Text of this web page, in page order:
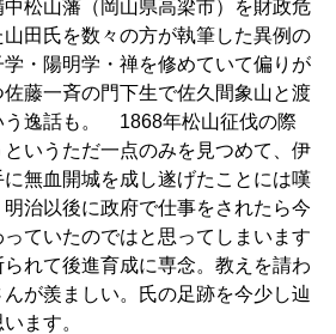
松山藩（岡山県高梁市）を財政危
田氏を数々の方が執筆した異例の
・陽明学・禅を修めていて偏りが
藤一斉の門下生で佐久間象山と渡
う逸話も。 1868年松山征伐の際
というただ一点のみを見つめて、伊
無血開城を成し遂げたことには嘆
治以後に政府で仕事をされたら今
ていたのではと思ってしまいます
れて後進育成に専念。教えを請わ
が羨ましい。氏の足跡を今少し辿
ます。